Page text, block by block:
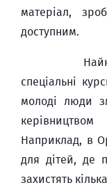
матеріал,
доступним.
спеціальні
молоді люди
Наприклад, в
для дітей, де
захистять